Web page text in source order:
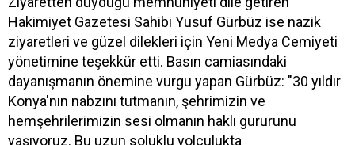
Hakimiyet Gazetesi Sahibi Yusuf Gürbüz ise nazik
ziyaretleri ve güzel dilekleri için Yeni Medya Cemiyeti
yönetimine teşekkür etti. Basın camiasındaki
dayanışmanın önemine vurgu yapan Gürbüz: "30 yıldır
Konya'nın nabzını tutmanın, şehrimizin ve
hemşehrilerimizin sesi olmanın haklı gururunu
yaşıyoruz. Bu uzun soluklu yolculukta